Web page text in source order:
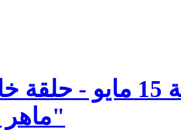
احلم بالحرية - حلقة 15
ماهر الجوهرى"